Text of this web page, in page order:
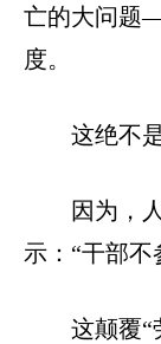
亡的大问题
度。
这绝不
因为，
示：“干部不
这颠覆“